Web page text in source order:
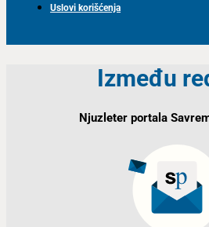
Uslovi korišćenja
Između
Njuzleter portala